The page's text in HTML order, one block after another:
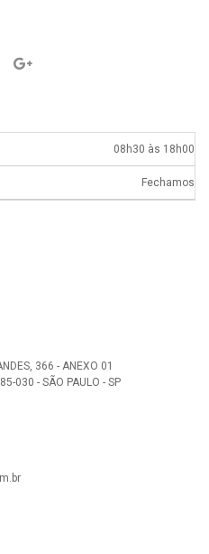
08h30 às 18h00
Fechamos
366 - ANEXO 01
030 - SÃO PAULO - SP